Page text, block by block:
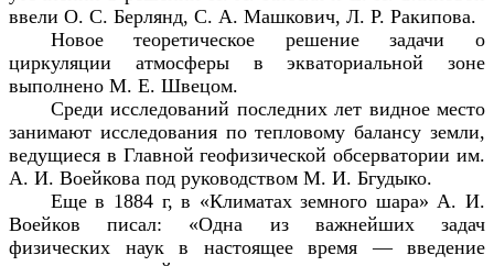
ввели О. С. Берлянд, С. А. Машкович, Л. Р. Ракипова.
Новое теоретическое решение задачи о
циркуляции атмосферы в экваториальной зоне
выполнено М. Е. Швецом.
Среди исследований последних лет видное место
занимают исследования по тепловому балансу земли,
ведущиеся в Главной геофизической обсерватории им.
А. И. Воейкова под руководством М. И. Бгудыко.
Еще в 1884 г, в «Климатах земного шара» А. И.
Воейков писал: «Одна из важнейших задач
физических наук в настоящее время — введение